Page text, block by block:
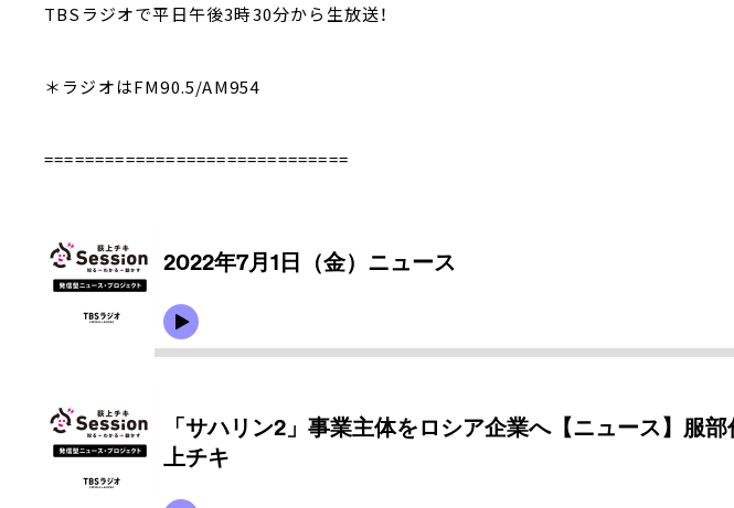
TBSラジオで平日午後3時30分から生放送！
＊ラジオはFM90.5/AM954
==============================